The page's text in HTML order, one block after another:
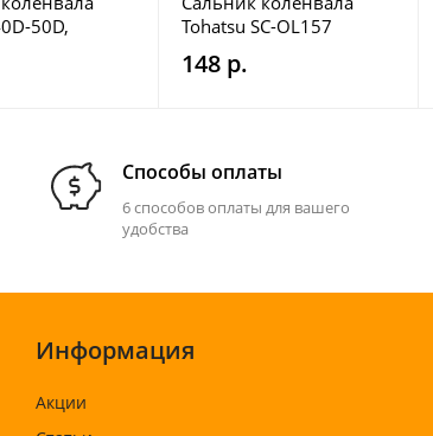
50D,
Tohatsu SC-OL157
148 р.
Способы оплаты
6 способов оплаты для вашего
удобства
Информация
Акции